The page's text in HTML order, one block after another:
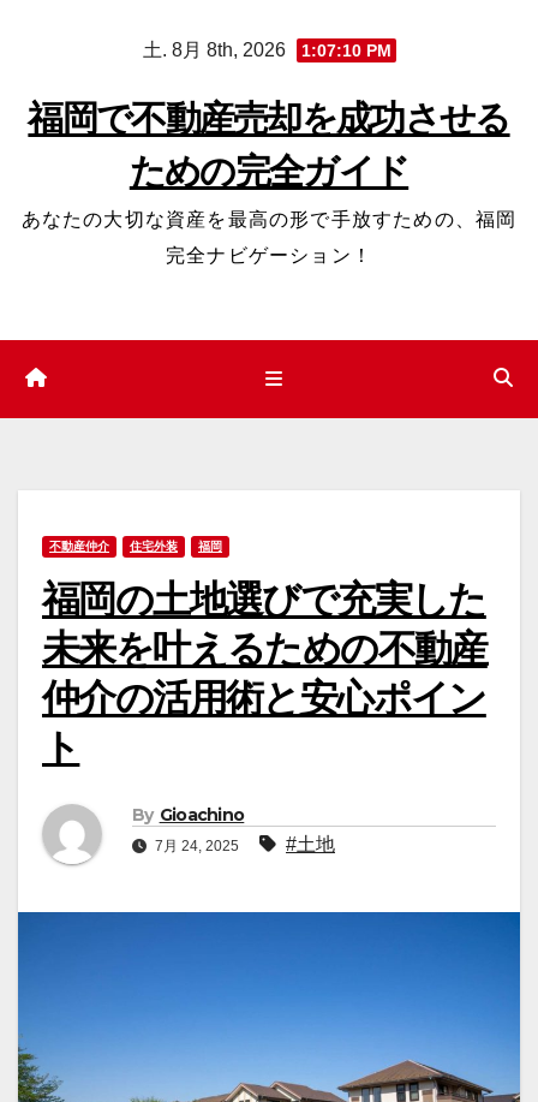
プ
土. 8月 8th, 2026 1:07:11 PM
福岡で不動産売却を成功させる
ための完全ガイド
あなたの大切な資産を最高の形で手放すための、福岡
完全ナビゲーション！
不動産仲介 住宅外装 福岡
福岡の土地選びで充実した
未来を叶えるための不動産
仲介の活用術と安心ポイン
ト
By Gioachino
7月 24, 2025 #土地